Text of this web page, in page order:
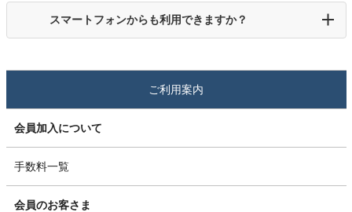
スマートフォンからも利用できますか？
ご利用案内
会員加入について
手数料一覧
会員のお客さま